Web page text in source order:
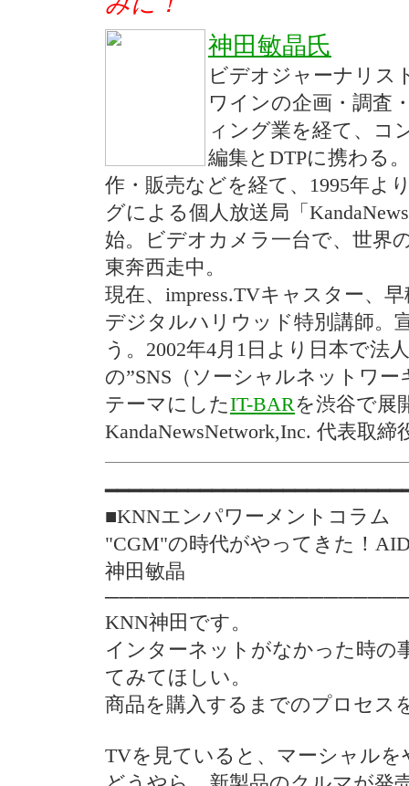
神田敏晶氏
ビデオジャーナリス
ワインの企画・調査
ィング業を経て、コ
編集とDTPに携わる
作・販売などを経て、1995年よ
グによる個人放送局「
始。ビデオカメラ一台で、世界
東奔西走中。
現在、impress.TVキャスター、
デジタルハリウッド特別講師。
う。2002年4月1日より日本で法
の”SNS（ソーシャルネットワ
テーマにしたIT-BARを渋谷で展
KandaNewsNetwork,Inc. 代表取締
■KNNエンパワーメントコラ
"CGM"の時代がやってきた！
神田敏晶
KNN神田です。
インターネットがなかった時の
てみてほしい。
商品を購入するまでのプロセス
TVを見ていると、マーシャルを